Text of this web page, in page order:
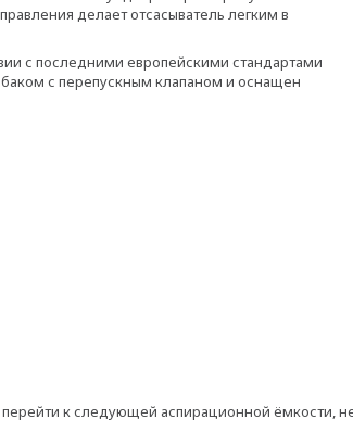
делает отсасыватель легким в
с последними европейскими стандартами
с перепускным клапаном и оснащен
к следующей аспирационной ёмкости,